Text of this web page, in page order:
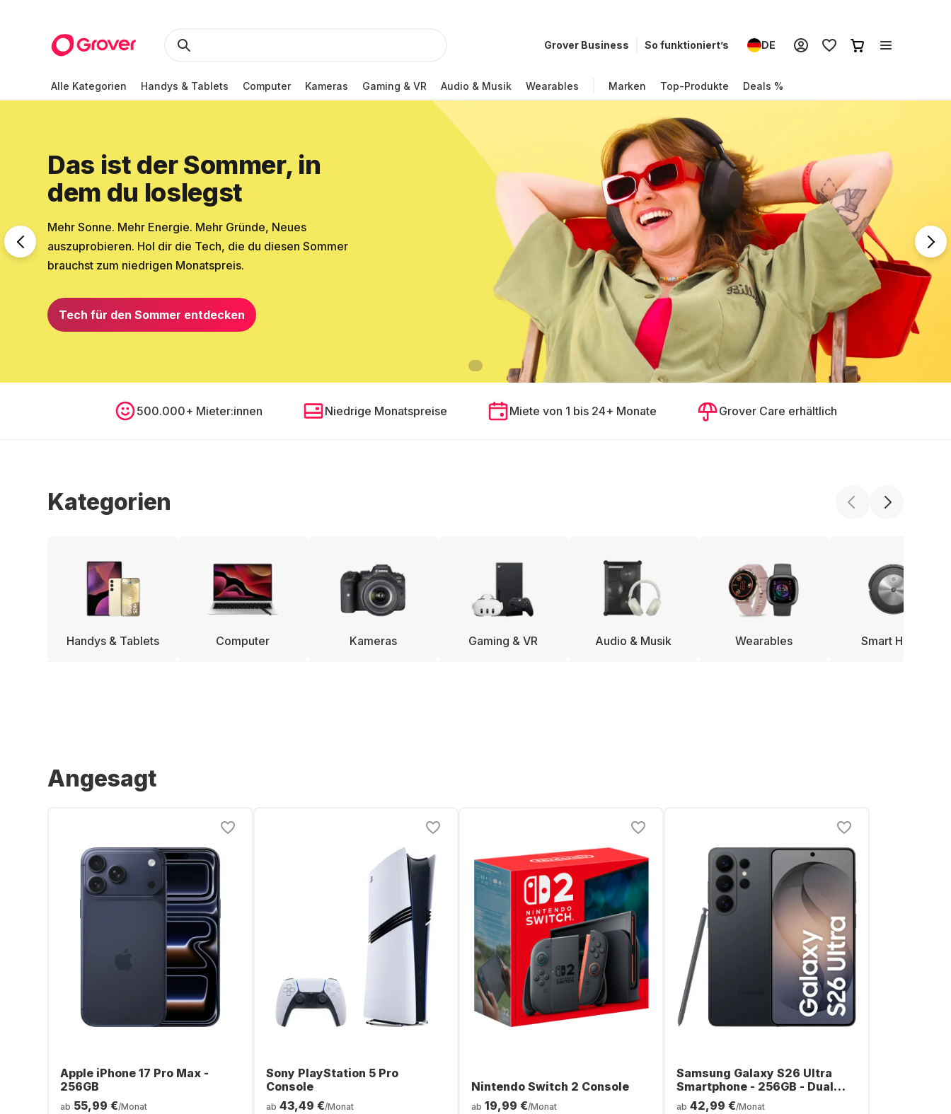
Grover Business So funktioniert’s DE
Alle Kategorien Handys & Tablets Computer Kameras Gaming & VR Audio & Musik Wearables Marken Top-Produkte Deals %
Das ist der Sommer, in
dem du loslegst
Mehr Sonne. Mehr Energie. Mehr Gründe, Neues
auszuprobieren. Hol dir die Tech, die du diesen Sommer
brauchst zum niedrigen Monatspreis.
Tech für den Sommer entdecken
500.000+ Mieter:innen Niedrige Monatspreise Miete von 1 bis 24+ Monate Grover Care erhältlich
Kategorien
Handys & Tablets Computer Kameras Gaming & VR Audio & Musik Wearables Smart Home
Angesagt
Apple iPhone 17 Pro Max -
256GB
ab 55,99 €/Monat
Sony PlayStation 5 Pro
Console
ab 43,49 €/Monat
Nintendo Switch 2 Console
ab 19,99 €/Monat
Samsung Galaxy S26 Ultra
Smartphone - 256GB - Dual
SIM
ab 42,99 €/Monat